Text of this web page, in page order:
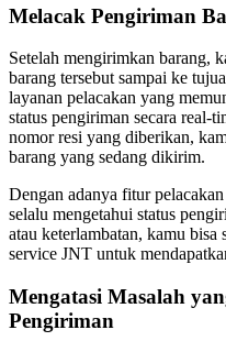
Melacak Pengiriman
Setelah mengirimkan barang,
barang tersebut sampai ke
layanan pelacakan yang
status pengiriman secara real-
nomor resi yang diberikan,
barang yang sedang dikirim.
Dengan adanya fitur
selalu mengetahui status
atau keterlambatan, kamu bisa
service JNT untuk
Mengatasi Masalah
Pengiriman